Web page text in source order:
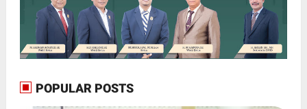
POPULAR POSTS